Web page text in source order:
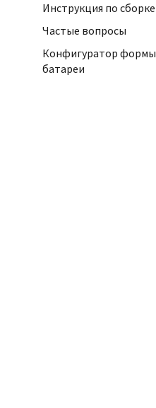
Инструкция по сборке
Частые вопросы
Конфигуратор формы
батареи